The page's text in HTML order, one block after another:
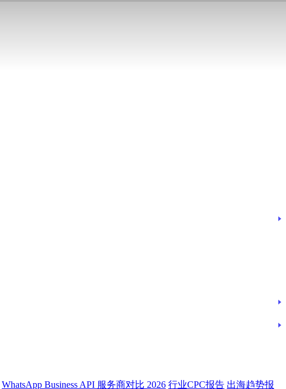
WhatsApp Business API 服务商对比 2026 行业CPC报告 出海趋势报